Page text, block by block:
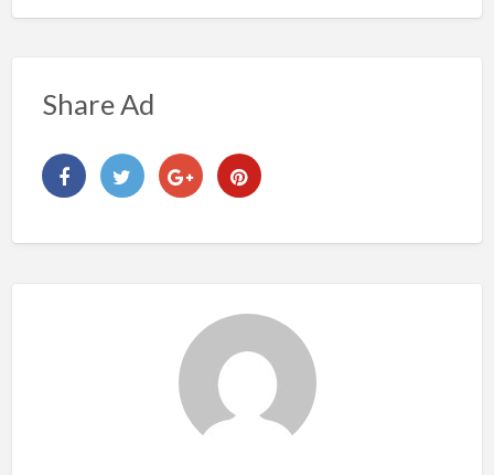
Share Ad